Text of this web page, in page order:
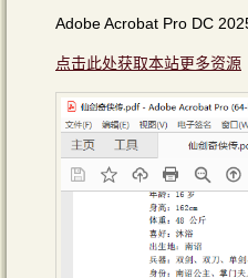
Adobe Acrobat Pro DC
点击此处获取本站更多资源